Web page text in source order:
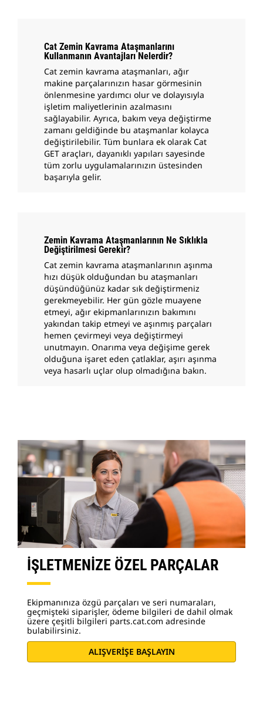
Cat Zemin Kavrama Ataşmanlarını
Kullanmanın Avantajları Nelerdir?
Cat zemin kavrama ataşmanları, ağır
makine parçalarınızın hasar görmesinin
önlenmesine yardımcı olur ve dolayısıyla
işletim maliyetlerinin azalmasını
sağlayabilir. Ayrıca, bakım veya değiştirme
zamanı geldiğinde bu ataşmanlar kolayca
değiştirilebilir. Tüm bunlara ek olarak Cat
GET araçları, dayanıklı yapıları sayesinde
tüm zorlu uygulamalarınızın üstesinden
başarıyla gelir.
Zemin Kavrama Ataşmanlarının Ne Sıklıkla
Değiştirilmesi Gerekir?
Cat zemin kavrama ataşmanlarının aşınma
hızı düşük olduğundan bu ataşmanları
düşündüğünüz kadar sık değiştirmeniz
gerekmeyebilir. Her gün gözle muayene
etmeyi, ağır ekipmanlarınızın bakımını
yakından takip etmeyi ve aşınmış parçaları
hemen çevirmeyi veya değiştirmeyi
unutmayın. Onarıma veya değişime gerek
olduğuna işaret eden çatlaklar, aşırı aşınma
veya hasarlı uçlar olup olmadığına bakın.
İŞLETMENİZE ÖZEL PARÇALAR
Ekipmanınıza özgü parçaları ve seri numaraları,
geçmişteki siparişler, ödeme bilgileri de dahil olmak
üzere çeşitli bilgileri parts.cat.com adresinde
bulabilirsiniz.
ALIŞVERİŞE BAŞLAYIN